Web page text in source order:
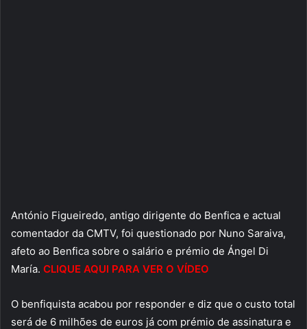
António Figueiredo, antigo dirigente do Benfica e actual
comentador da CMTV, foi questionado por Nuno Saraiva,
afeto ao Benfica sobre o salário e prémio de Ángel Di
María. CLIQUE AQUI PARA VER O VÍDEO
O benfiquista acabou por responder e diz que o custo total
será de 6 milhões de euros já com prémio de assinatura e